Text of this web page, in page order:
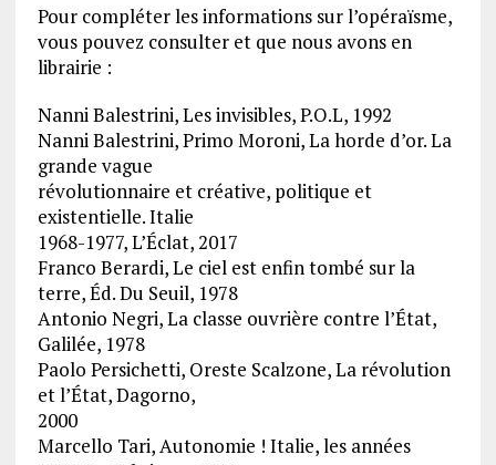
Pour compléter les informations sur l’opéraïsme,
vous pouvez consulter et que nous avons en
librairie :
Nanni Balestrini, Les invisibles, P.O.L, 1992
Nanni Balestrini, Primo Moroni, La horde d’or. La
grande vague
révolutionnaire et créative, politique et
existentielle. Italie
1968-1977, L’Éclat, 2017
Franco Berardi, Le ciel est enfin tombé sur la
terre, Éd. Du Seuil, 1978
Antonio Negri, La classe ouvrière contre l’État,
Galilée, 1978
Paolo Persichetti, Oreste Scalzone, La révolution
et l’État, Dagorno,
2000
Marcello Tari, Autonomie ! Italie, les années